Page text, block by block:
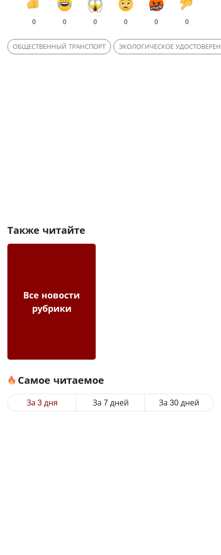
0 0 0 0 0 0
ОБЩЕСТВЕННЫЙ ТРАНСПОРТ ЭКОЛОГИЧЕСКОЕ
Также читайте
Все новости
рубрики
Самое читаемое
За 3 дня За 7 дней За 30 дней